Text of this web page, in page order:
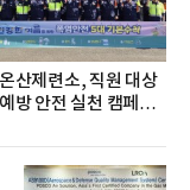
산제련소, 직원 대상
방 안전 실천 캠페인